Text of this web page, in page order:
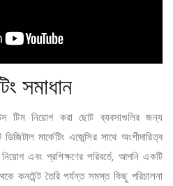
সমাধান
টিম নিয়োগ করা ছোট ব্যবসাগুলির জন্য
মার্কেটিং এজেন্সির সাথে অংশীদারিত্ব
এবং প্রশিক্ষণের পরিবর্তে, আপনি একটি
কনটেন্ট তৈরি পর্যন্ত সমস্ত কিছু পরিচালনা